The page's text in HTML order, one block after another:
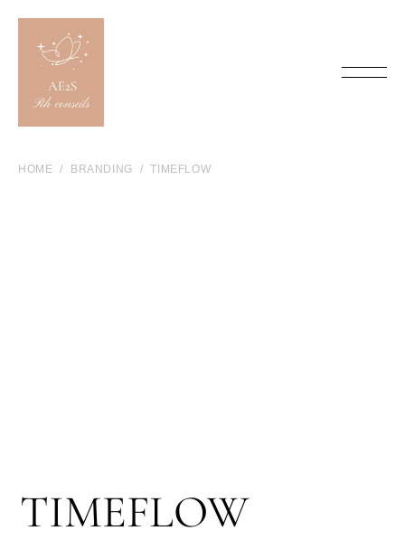
HOME BRANDING TIMEFLOW
TIMEFLOW